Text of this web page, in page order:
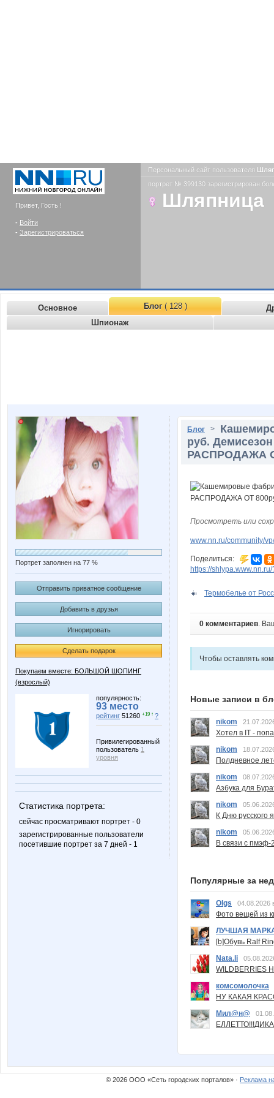
Привет, Гость !
- Войти
- Зарегистрироваться
Персональный сайт пользователя
портрет № 399130 зарегистрирован
Шляпница
Основное Блог( 128 )
Шпионаж
Портрет заполнен на 77 %
Отправить приватное сообщение
Добавить в друзья
Игнорировать
Сделать подарок
Покупаем вместе: БОЛЬШОЙ ШОПИНГ
(взрослый)
популярность:
93 место
рейтинг 51260 +19 ↑ ?
Привилегированный
пользователь 1
уровня
Статистика портрета:
сейчас просматривают портрет - 0
зарегистрированные пользователи
посетившие портрет за 7 дней - 1
Блог >
руб.
РАСПРОДАЖА
Просмотреть или
www.nn.ru/community/
Поделиться:
https://
Термобелье от
0 комментариев.
Чтобы оставлять
Новые записи в
nikom
Хотел в IT -
nikom
Полдневное
nikom
Азбука для
nikom
К Дню русского
nikom
В связи с пмэф-
Популярные за
Olgs 04.08.2026
Фото вещей из
ЛУЧШАЯ
[b]Обувь Ralf
Nata.li
комсомолочка
НУ КАКАЯ
Мил@н@
© 2026 ООО «Сеть городских порталов» · Реклама